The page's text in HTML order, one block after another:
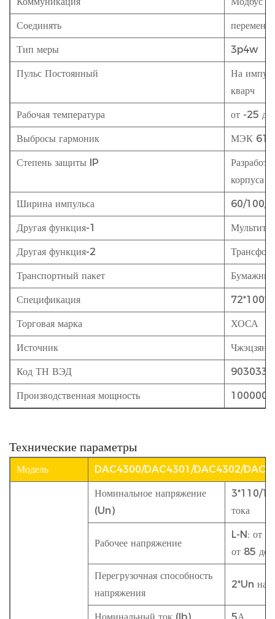
Соединять
Тип меры 3p4w
Пульс Постоянный
На
кварч
Рабочая температура от -25
Выбросы гармоник МЭК
Степень защиты IP
корпуса
Ширина импульса 60/100/
Другая функция-1
Другая функция-2
Транспортный пакет
Спецификация
Торговая марка ХОСА
Источник Чжэцзян
Код ТН ВЭД
Производственная мощность
Технические параметры
Модель DAC4300/DAC4301/DAC4302/
Номинальное напряжение
(Un)
3*110/
тока
Рабочее напряжение
L-N: от
от 85 до
Перегрузочная способность
напряжения
2*Un на